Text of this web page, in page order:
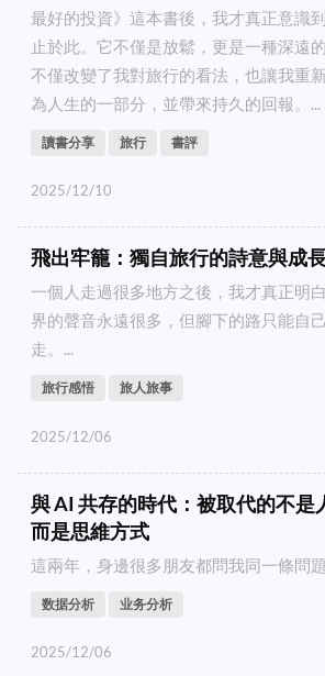
最好的投資》這本書後，我才真正意識
止於此。它不僅是放鬆，更是一種深遠
不僅改變了我對旅行的看法，也讓我重
為人生的一部分，並帶來持久的回報。...
讀書分享 旅行 書評
2025/12/10
飛出牢籠：獨自旅行的詩意與成
一個人走過很多地方之後，我才真正明
界的聲音永遠很多，但腳下的路只能自己
走。...
旅行感悟 旅人旅事
2025/12/06
與 AI 共存的時代：被取代的不是
而是思維方式
這兩年，身邊很多朋友都問我同一條問
数据分析 业务分析
2025/12/06